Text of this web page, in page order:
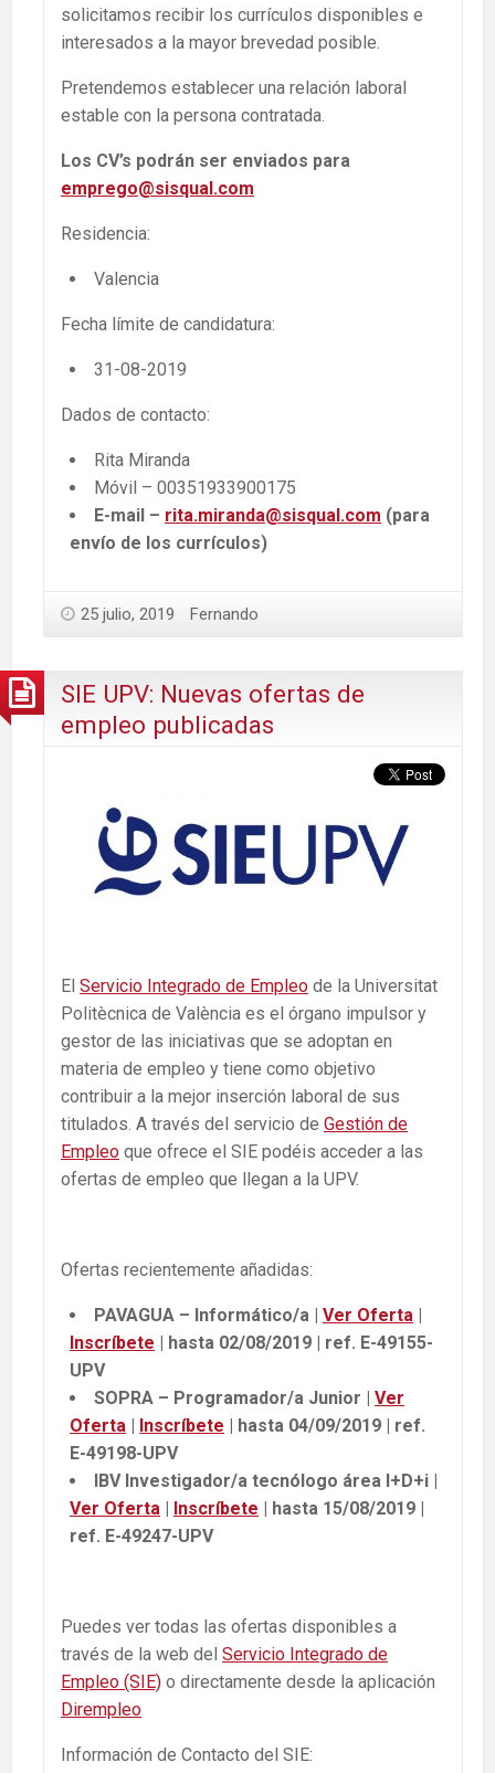
solicitamos recibir los currículos disponibles e
interesados a la mayor brevedad posible.
Pretendemos establecer una relación laboral
estable con la persona contratada.
Los CV’s podrán ser enviados para
emprego@sisqual.com
Residencia:
Valencia
Fecha límite de candidatura:
31-08-2019
Dados de contacto:
Rita Miranda
Móvil – 00351933900175
E-mail – rita.miranda@sisqual.com (para
envío de los currículos)
25 julio, 2019 Fernando
SIE UPV: Nuevas ofertas de
empleo publicadas
El Servicio Integrado de Empleo de la Universitat
Politècnica de València es el órgano impulsor y
gestor de las iniciativas que se adoptan en
materia de empleo y tiene como objetivo
contribuir a la mejor inserción laboral de sus
titulados. A través del servicio de Gestión de
Empleo que ofrece el SIE podéis acceder a las
ofertas de empleo que llegan a la UPV.
Ofertas recientemente añadidas:
PAVAGUA – Informático/a | Ver Oferta
Inscríbete | hasta 02/08/2019 | ref. E-49155-
UPV
SOPRA – Programador/a Junior | Ver
Oferta
Inscríbete | hasta 04/09/2019 | ref.
E-49198-UPV
IBV Investigador/a tecnólogo área I+D+i |
Ver Oferta
Inscríbete | hasta 15/08/2019 |
ref. E-49247-UPV
Puedes ver todas las ofertas disponibles a
través de la web del Servicio Integrado de
Empleo (SIE) o directamente desde la aplicación
Dirempleo
Información de Contacto del SIE: